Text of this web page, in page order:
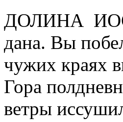
ДОЛИНА
дана. Вы
чужих краях
Гора
ветры